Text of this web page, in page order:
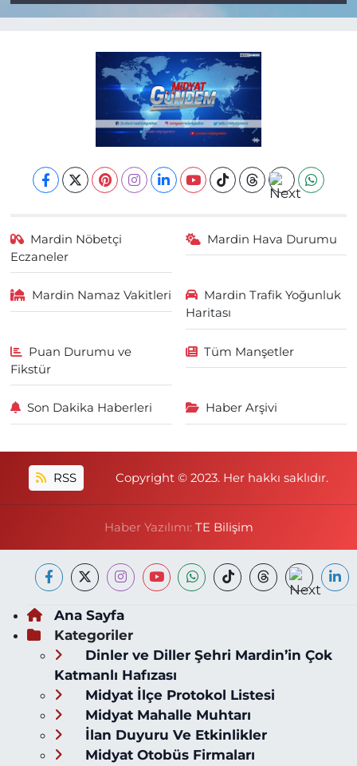
Mardin Nöbetçi
Eczaneler
Mardin Hava Durumu
Mardin Namaz Vakitleri
Mardin Trafik Yoğunluk
Haritası
Puan Durumu ve
Fikstür
Tüm Manşetler
Son Dakika Haberleri Haber Arşivi
RSS Copyright © 2023. Her hakkı saklıdır.
Haber Yazılımı: TE Bilişim
Ana Sayfa
Kategoriler
Dinler ve Diller Şehri Mardin’in Çok
Katmanlı Hafızası
Midyat İlçe Protokol Listesi
Midyat Mahalle Muhtarı
İlan Duyuru Ve Etkinlikler
Midyat Otobüs Firmaları